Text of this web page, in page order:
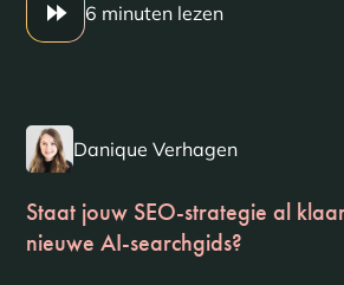
6 minuten lezen
Danique Verhagen
Staat jouw SEO-strategie al
nieuwe AI-searchgids?